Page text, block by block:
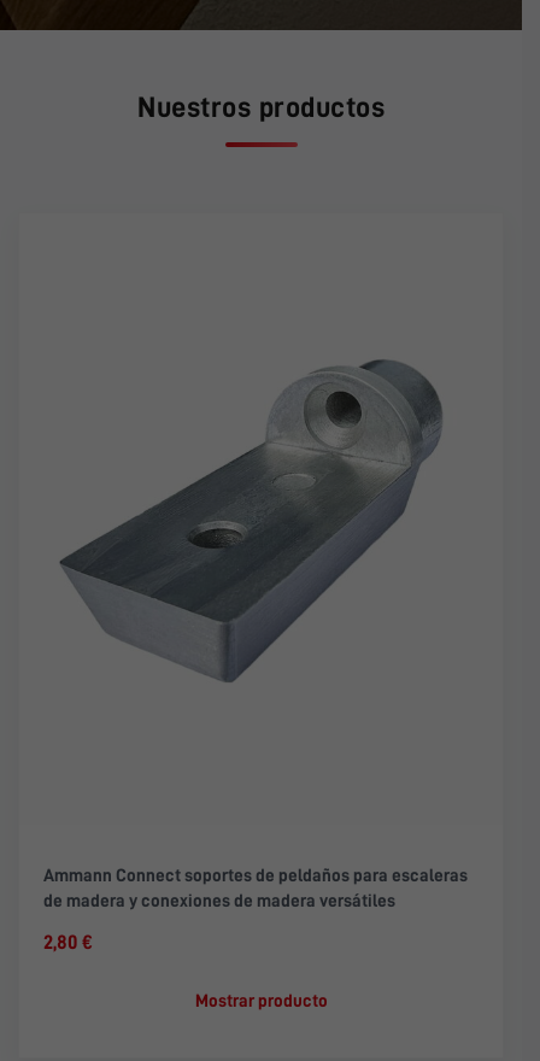
Nuestros productos
Ammann Connect soportes de peldaños para escaleras
de madera y conexiones de madera versátiles
2,80 €
Mostrar producto